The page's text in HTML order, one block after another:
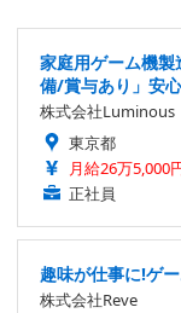
家庭用ゲーム機
備/賞与あり」安
株式会社Luminous
東京都
月給26万5,000
正社員
趣味が仕事に!ゲ
株式会社Reve